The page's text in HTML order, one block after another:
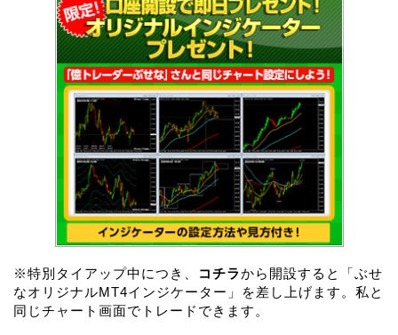
※特別タイアップ中につき、 コチラから開設すると「ぶせ
なオリジナルMT4インジケーター」を差し上げます。私と
同じチャート画面でトレードできます。